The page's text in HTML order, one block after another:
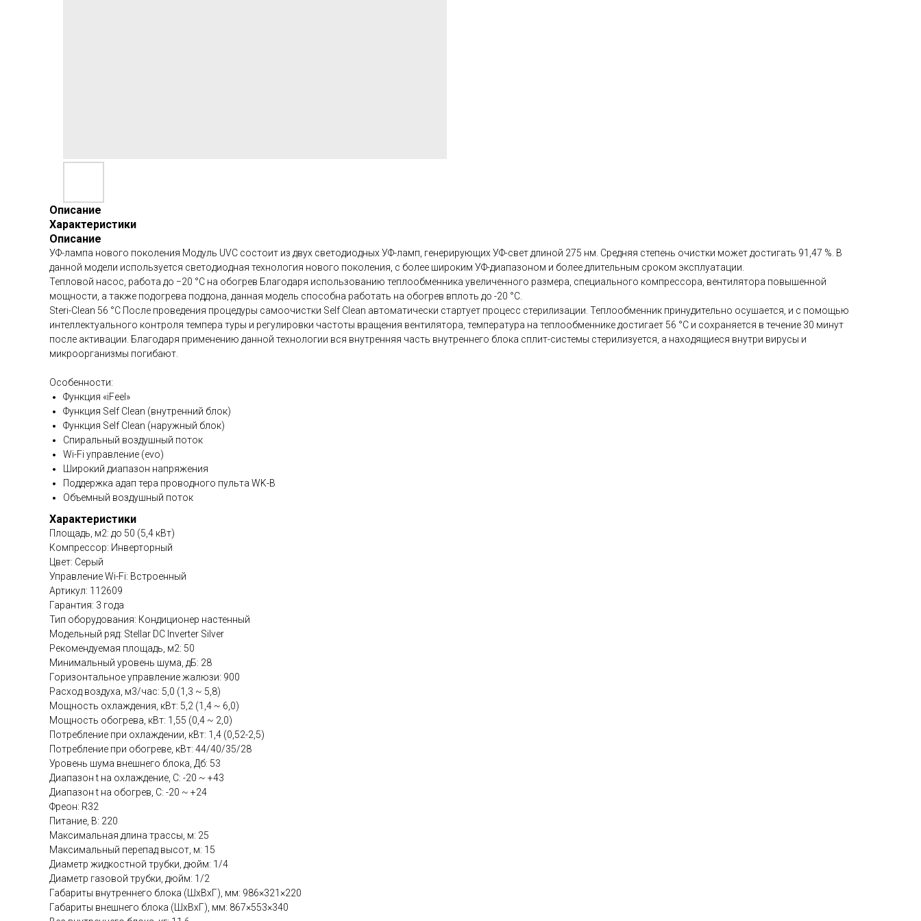
Описание
Характеристики
Описание
УФ-лампа нового поколения Модуль UVC состоит из двух светодиодных УФ-ламп, генерирующих УФ-свет длиной 275 нм. Средняя степень очистки может достигать 91,47 %. В
данной модели используется светодиодная технология нового поколения, с более широким УФ-диапазоном и более длительным сроком эксплуатации.
Тепловой насос, работа до −20 °С на обогрев Благодаря использованию теплообменника увеличенного размера, специального компрессора, вентилятора повышенной
мощности, а также подогрева поддона, данная модель способна работать на обогрев вплоть до -20 °С.
Steri-Clean 56 °C После проведения процедуры самоочистки Self Clean автоматически стартует процесс стерилизации. Теплообменник принудительно осушается, и с помощью
интеллектуального контроля темпера туры и регулировки частоты вращения вентилятора, температура на теплообменнике достигает 56 °С и сохраняется в течение 30 минут
после активации. Благодаря применению данной технологии вся внутренняя часть внутреннего блока сплит-системы стерилизуется, а находящиеся внутри вирусы и
микроорганизмы погибают.
Особенности:
Функция «iFeel»
Функция Self Clean (внутренний блок)
Функция Self Clean (наружный блок)
Спиральный воздушный поток
Wi-Fi управление (evo)
Широкий диапазон напряжения
Поддержка адап тера проводного пульта WK-B
Объемный воздушный поток
Характеристики
Площадь, м2: до 50 (5,4 кВт)
Компрессор: Инверторный
Цвет: Серый
Управление Wi-Fi: Встроенный
Артикул: 112609
Гарантия: 3 года
Тип оборудования: Кондиционер настенный
Модельный ряд: Stellar DC Inverter Silver
Рекомендуемая площадь, м2: 50
Минимальный уровень шума, дБ: 28
Горизонтальное управление жалюзи: 900
Расход воздуха, м3/час: 5,0 (1,3 ~ 5,8)
Мощность охлаждения, кВт: 5,2 (1,4 ~ 6,0)
Мощность обогрева, кВт: 1,55 (0,4 ~ 2,0)
Потребление при охлаждении, кВт: 1,4 (0,52-2,5)
Потребление при обогреве, кВт: 44/40/35/28
Уровень шума внешнего блока, Дб: 53
Диапазон t на охлаждение, C: -20 ~ +43
Диапазон t на обогрев, C: -20 ~ +24
Фреон: R32
Питание, В: 220
Максимальная длина трассы, м: 25
Максимальный перепад высот, м: 15
Диаметр жидкостной трубки, дюйм: 1/4
Диаметр газовой трубки, дюйм: 1/2
Габариты внутреннего блока (ШхВхГ), мм: 986×321×220
Габариты внешнего блока (ШхВхГ), мм: 867×553×340